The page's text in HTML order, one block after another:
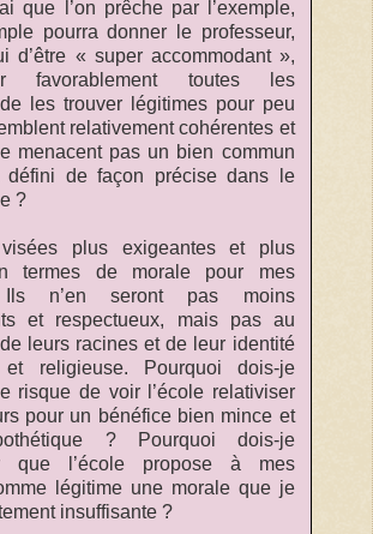
que l’on prêche par l’exemple,
pourra donner le professeur,
d’être « super accommodant »,
favorablement toutes les
les trouver légitimes pour peu
relativement cohérentes et
menacent pas un bien commun
défini de façon précise dans le
?
plus exigeantes et plus
termes de morale pour mes
Ils n’en seront pas moins
et respectueux, mais pas au
leurs racines et de leur identité
et religieuse. Pourquoi dois-je
risque de voir l’école relativiser
pour un bénéfice bien mince et
? Pourquoi dois-je
que l’école propose à mes
légitime une morale que je
insuffisante ?